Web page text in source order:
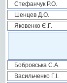
Стефанчук Р.О.
Шенцев Д.О.
Яковенко Є.Г.
Бобровська С.А.
Васильченко Г.І.